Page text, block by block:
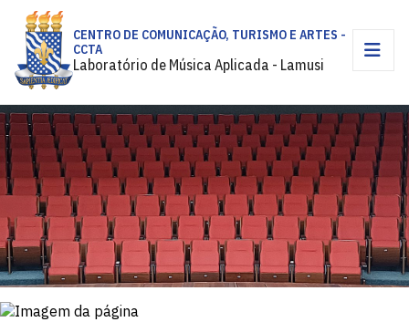
CENTRO DE COMUNICAÇÃO, TURISMO E ARTES -
CCTA
Laboratório de Música Aplicada - Lamusi